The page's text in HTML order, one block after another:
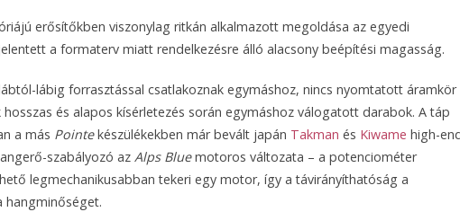
erősítőkben viszonylag ritkán alkalmazott megoldása az egyedi
a formaterv miatt rendelkezésre álló alacsony beépítési magasság.
lábig forrasztással csatlakoznak egymáshoz, nincs nyomtatott áramkör
és alapos kísérletezés során egymáshoz válogatott darabok. A táp
a más Pointekészülékekben már bevált japán Takman és Kiwame high-
szabályozó az Alps Bluemotoros változata – a potenciométer
legmechanikusabban tekeri egy motor, így a távirányíthatóság a
hangminőséget.